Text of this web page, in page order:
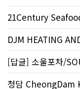
DJM HEATING